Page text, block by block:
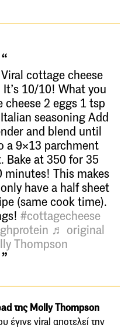
cottage cheese
It’s 10/10! What you
2 eggs 1 tsp
seasoning Add
and blend until
a 9×13 parchment
Bake at 350 for 35
This makes
have a half sheet
(same cook time).
#cottagecheese
♬ original
Thompson
της Molly Thompson
έγινε viral αποτελεί την